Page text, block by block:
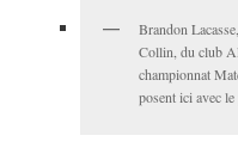
Brandon
Collin, du club
championnat
posent ici avec